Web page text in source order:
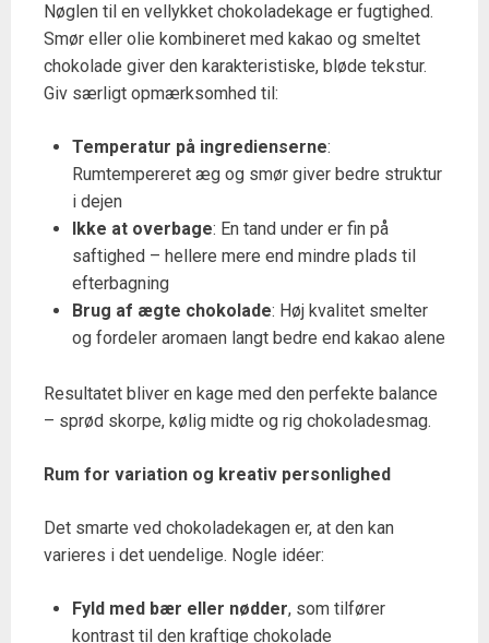
Nøglen til en vellykket chokoladekage er fugtighed.
Smør eller olie kombineret med kakao og smeltet
chokolade giver den karakteristiske, bløde tekstur.
Giv særligt opmærksomhed til:
Temperatur på ingredienserne:
Rumtempereret æg og smør giver bedre struktur
i dejen
Ikke at overbage: En tand under er fin på
saftighed – hellere mere end mindre plads til
efterbagning
Brug af ægte chokolade: Høj kvalitet smelter
og fordeler aromaen langt bedre end kakao alene
Resultatet bliver en kage med den perfekte balance
– sprød skorpe, kølig midte og rig chokoladesmag.
Rum for variation og kreativ personlighed
Det smarte ved chokoladekagen er, at den kan
varieres i det uendelige. Nogle idéer:
Fyld med bær eller nødder, som tilfører
kontrast til den kraftige chokolade